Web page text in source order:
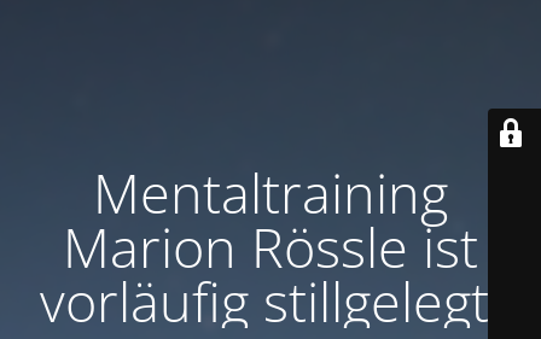
Mentaltraining
Marion Rössle ist
vorläufig stillgelegt.